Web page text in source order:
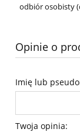
odbiór osobisty
Opinie o
Imię lub
Twoja opinia: